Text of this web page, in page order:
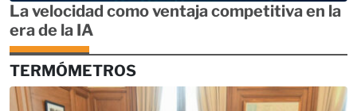
La velocidad como ventaja competitiva en la
era de la IA
TERMÓMETROS